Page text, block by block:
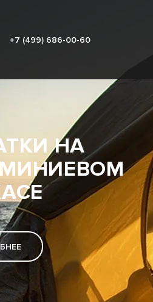
+7 (499) 686-00-60
НА